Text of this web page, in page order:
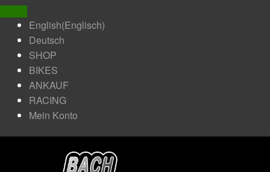
English(Englisch)
Deutsch
SHOP
BIKES
ANKAUF
RACING
Mein Konto